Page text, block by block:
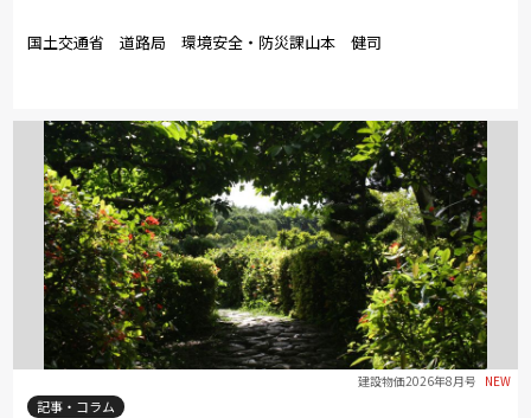
国土交通省 道路局 環境安全・防災課山本 健司
建設物価2026年8月号 NEW
記事・コラム